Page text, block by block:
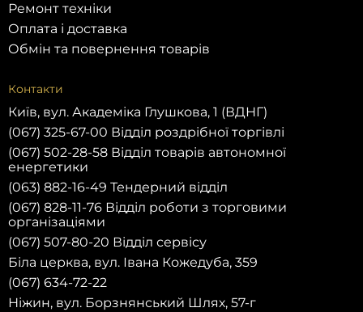
Ремонт техніки
Оплата і доставка
Обмін та повернення товарів
Контакти
Київ, вул. Академіка Глушкова, 1 (ВДНГ)
(067) 325-67-00 Відділ роздрібної торгівлі
(067) 502-28-58 Відділ товарів автономної
енергетики
(063) 882-16-49 Тендерний відділ
(067) 828-11-76 Відділ роботи з торговими
організаціями
(067) 507-80-20 Відділ сервісу
Біла церква, вул. Івана Кожедуба, 359
(067) 634-72-22
Ніжин, вул. Борзнянський Шлях, 57-г